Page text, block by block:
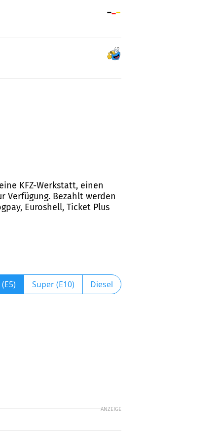
KFZ-Werkstatt, einen
Verfügung. Bezahlt werden
Euroshell, Ticket Plus
Super (E10) Diesel
ANZEIGE